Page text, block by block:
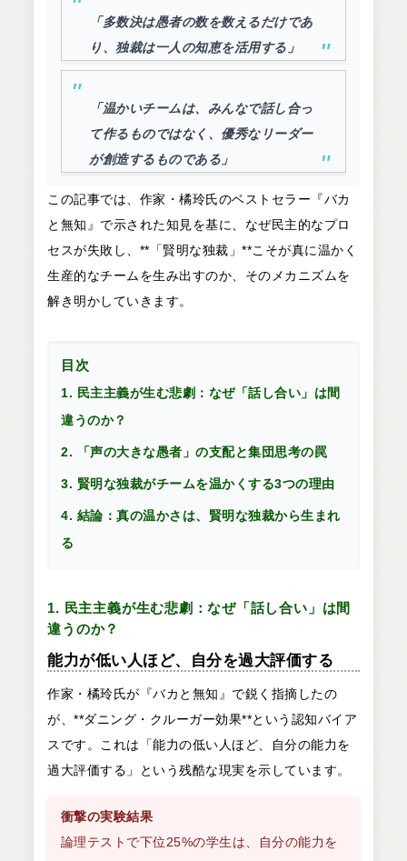
「多数決は愚者の数を数えるだけであ
り、独裁は一人の知恵を活用する」
「温かいチームは、みんなで話し合っ
て作るものではなく、優秀なリーダー
が創造するものである」
この記事では、作家・橘玲氏のベストセラー『バカ
と無知』で示された知見を基に、なぜ民主的なプロ
セスが失敗し、**「賢明な独裁」**こそが真に温かく
生産的なチームを生み出すのか、そのメカニズムを
解き明かしていきます。
目次
1. 民主主義が生む悲劇：なぜ「話し合い」は間
違うのか？
2. 「声の大きな愚者」の支配と集団思考の罠
3. 賢明な独裁がチームを温かくする3つの理由
4. 結論：真の温かさは、賢明な独裁から生まれ
る
1. 民主主義が生む悲劇：なぜ「話し合い」は間
違うのか？
能力が低い人ほど、自分を過大評価する
作家・橘玲氏が『バカと無知』で鋭く指摘したの
が、**ダニング・クルーガー効果**という認知バイア
スです。これは「能力の低い人ほど、自分の能力を
過大評価する」という残酷な現実を示しています。
衝撃の実験結果
論理テストで下位25%の学生は、自分の能力を